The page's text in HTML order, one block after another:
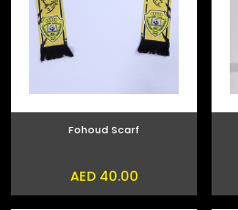
Fohoud Scarf
AED 40.00